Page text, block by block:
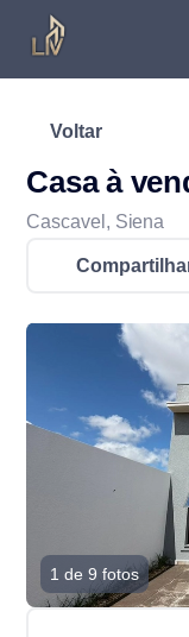
Voltar
Casa à
Cascavel, Siena
1 de 9 fotos